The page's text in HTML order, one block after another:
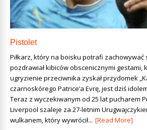
Pistolet
Piłkarz, który na boisku potrafi zachowywać
pozdrawiał kibiców obscenicznymi gestami,
ugryzienie przeciwnika zyskał przydomek
czarnoskórego Patrice’a Evrę, jest dziś
Teraz z wyczekiwanym od 25 lat pucharem
Liverpool szaleje za 27-letnim
wulkanem, który wywrócił... [Read More]